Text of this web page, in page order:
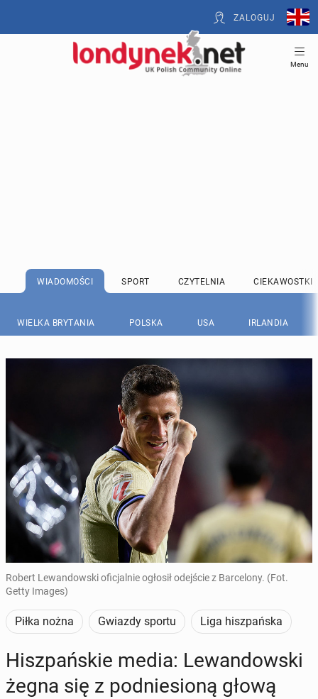
ZALOGUJ
Menu
WIADOMOŚCI SPORT CZYTELNIA CIEKAWOSTKI
WIELKA BRYTANIA POLSKA USA IRLANDIA
Robert Lewandowski oficjalnie ogłosił odejście z Barcelony. (Fot.
Getty Images)
Piłka nożna Gwiazdy sportu Liga hiszpańska
Hisz­pań­skie media: Le­wan­dow­ski
żegna się z pod­nie­sio­ną głową